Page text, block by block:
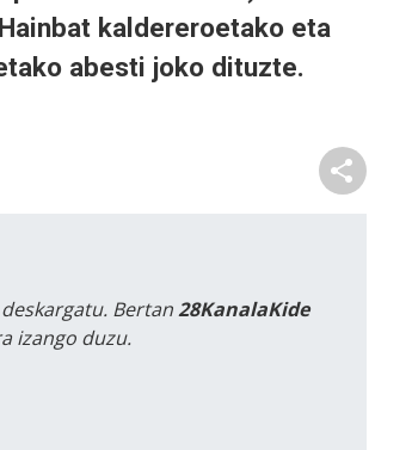
kaldereroetako eta
abesti joko dituzte.
Bertan28KanalaKide
izango duzu.